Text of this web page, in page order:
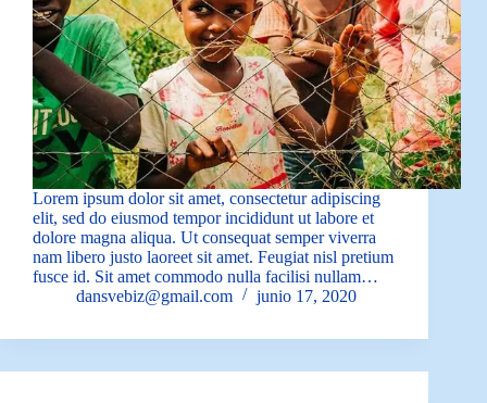
Lorem ipsum dolor sit amet, consectetur adipiscing
elit, sed do eiusmod tempor incididunt ut labore et
dolore magna aliqua. Ut consequat semper viverra
nam libero justo laoreet sit amet. Feugiat nisl pretium
fusce id. Sit amet commodo nulla facilisi nullam…
dansvebiz@gmail.com
junio 17, 2020